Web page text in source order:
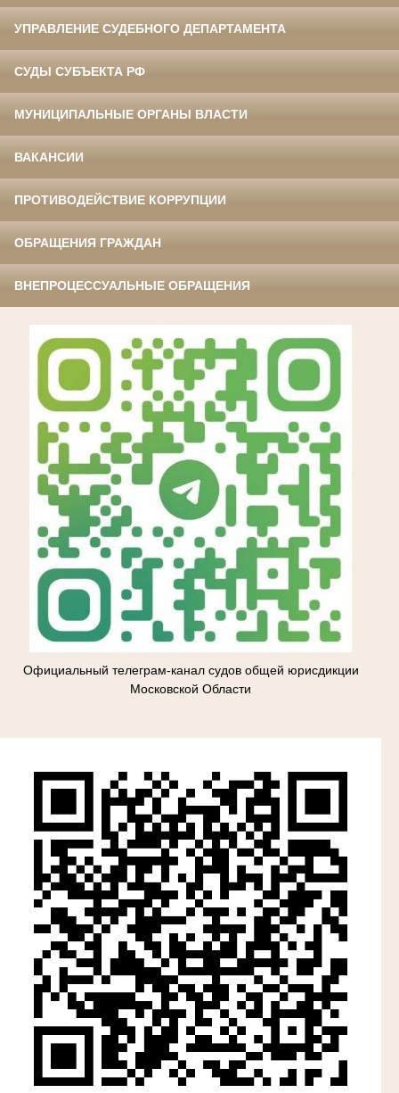
УПРАВЛЕНИЕ СУДЕБНОГО ДЕПАРТАМЕНТА
СУДЫ СУБЪЕКТА РФ
МУНИЦИПАЛЬНЫЕ ОРГАНЫ ВЛАСТИ
ВАКАНСИИ
ПРОТИВОДЕЙСТВИЕ КОРРУПЦИИ
ОБРАЩЕНИЯ ГРАЖДАН
ВНЕПРОЦЕССУАЛЬНЫЕ ОБРАЩЕНИЯ
Официальный телеграм-канал судов общей юрисдикции
Московской Области